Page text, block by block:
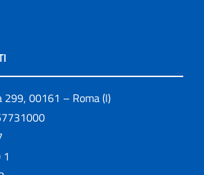
299, 00161 – Roma (I)